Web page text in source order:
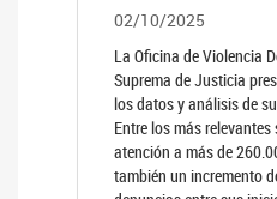
02/10/2025
La Oficina de Violencia
Suprema de Justicia
los datos y análisis de
Entre los más relevantes
atención a más de
también un incremento